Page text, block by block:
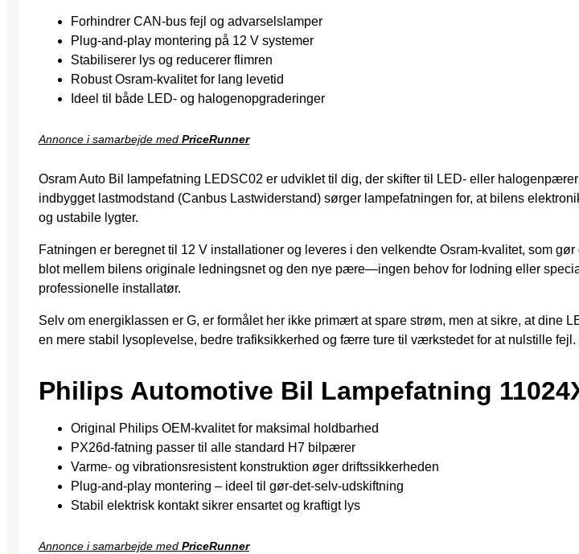
Forhindrer CAN-bus fejl og advarselslamper
Plug-and-play montering på 12 V systemer
Stabiliserer lys og reducerer flimren
Robust Osram-kvalitet for lang levetid
Ideel til både LED- og halogenopgraderinger
Annonce i samarbejde med PriceRunner
Osram Auto Bil lampefatning LEDSC02 er udviklet til dig, der skifter til LED- eller
indbygget lastmodstand (Canbus Lastwiderstand) sørger lampefatningen for, at bilens
og ustabile lygter.
Fatningen er beregnet til 12 V installationer og leveres i den velkendte Osram-kvalitet, som
blot mellem bilens originale ledningsnet og den nye pære—ingen behov for lodning eller
professionelle installatør.
Selv om energiklassen er G, er formålet her ikke primært at spare strøm, men at sikre, at
en mere stabil lysoplevelse, bedre trafiksikkerhed og færre ture til værkstedet for at nulstille fejl.
Philips Automotive Bil Lampefatning
Original Philips OEM-kvalitet for maksimal holdbarhed
PX26d-fatning passer til alle standard H7 bilpærer
Varme- og vibrationsresistent konstruktion øger driftssikkerheden
Plug-and-play montering – ideel til gør-det-selv-udskiftning
Stabil elektrisk kontakt sikrer ensartet og kraftigt lys
Annonce i samarbejde med PriceRunner